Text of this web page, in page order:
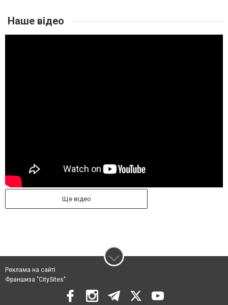
Наше відео
Ще відео
Реклама на сайті
Франшиза "CitySites"